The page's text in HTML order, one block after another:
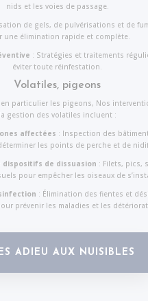
nids et les voies de passage.
de gels, de pulvérisations et de
une élimination rapide et complète.
: Stratégies et traitements
éviter toute réinfestation.
Volatiles, pigeons
particulier les pigeons, Nos
la gestion des volatiles incluent :
affectées : Inspection des
les points de perche et de
dispositifs de dissuasion : Filets, pics,
pour empêcher les oiseaux de
: Élimination des fientes et
prévenir les maladies et les
ADIEU AUX NUISIBLES